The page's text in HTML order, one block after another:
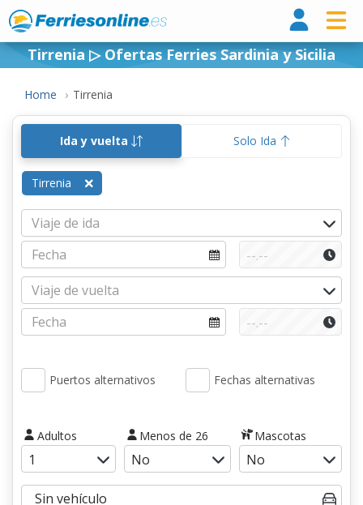
Tirrenia ▷ Ofertas Ferries Sardinia y Sicilia
Home Tirrenia
Ida y vuelta Solo Ida
Tirrenia
Puertos alternativos Fechas alternativas
Adultos Menos de 26 Mascotas